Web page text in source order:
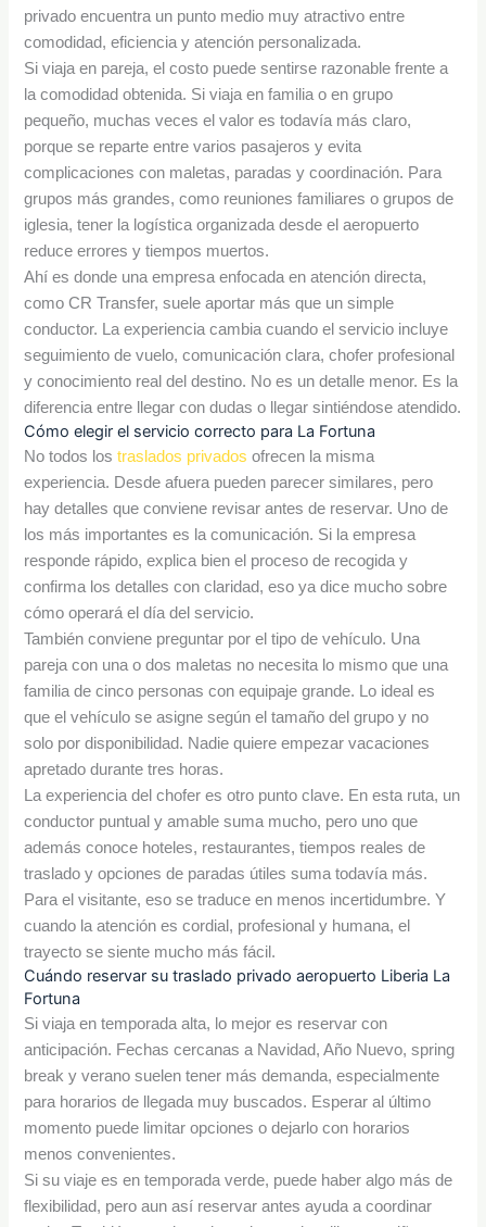
privado encuentra un punto medio muy atractivo entre
comodidad, eficiencia y atención personalizada.
Si viaja en pareja, el costo puede sentirse razonable frente a
la comodidad obtenida. Si viaja en familia o en grupo
pequeño, muchas veces el valor es todavía más claro,
porque se reparte entre varios pasajeros y evita
complicaciones con maletas, paradas y coordinación. Para
grupos más grandes, como reuniones familiares o grupos de
iglesia, tener la logística organizada desde el aeropuerto
reduce errores y tiempos muertos.
Ahí es donde una empresa enfocada en atención directa,
como CR Transfer, suele aportar más que un simple
conductor. La experiencia cambia cuando el servicio incluye
seguimiento de vuelo, comunicación clara, chofer profesional
y conocimiento real del destino. No es un detalle menor. Es la
diferencia entre llegar con dudas o llegar sintiéndose atendido.
Cómo elegir el servicio correcto para La Fortuna
No todos lostraslados privados ofrecen la misma
experiencia. Desde afuera pueden parecer similares, pero
hay detalles que conviene revisar antes de reservar. Uno de
los más importantes es la comunicación. Si la empresa
responde rápido, explica bien el proceso de recogida y
confirma los detalles con claridad, eso ya dice mucho sobre
cómo operará el día del servicio.
También conviene preguntar por el tipo de vehículo. Una
pareja con una o dos maletas no necesita lo mismo que una
familia de cinco personas con equipaje grande. Lo ideal es
que el vehículo se asigne según el tamaño del grupo y no
solo por disponibilidad. Nadie quiere empezar vacaciones
apretado durante tres horas.
La experiencia del chofer es otro punto clave. En esta ruta, un
conductor puntual y amable suma mucho, pero uno que
además conoce hoteles, restaurantes, tiempos reales de
traslado y opciones de paradas útiles suma todavía más.
Para el visitante, eso se traduce en menos incertidumbre. Y
cuando la atención es cordial, profesional y humana, el
trayecto se siente mucho más fácil.
Cuándo reservar su traslado privado aeropuerto Liberia La
Fortuna
Si viaja en temporada alta, lo mejor es reservar con
anticipación. Fechas cercanas a Navidad, Año Nuevo, spring
break y verano suelen tener más demanda, especialmente
para horarios de llegada muy buscados. Esperar al último
momento puede limitar opciones o dejarlo con horarios
menos convenientes.
Si su viaje es en temporada verde, puede haber algo más de
flexibilidad, pero aun así reservar antes ayuda a coordinar